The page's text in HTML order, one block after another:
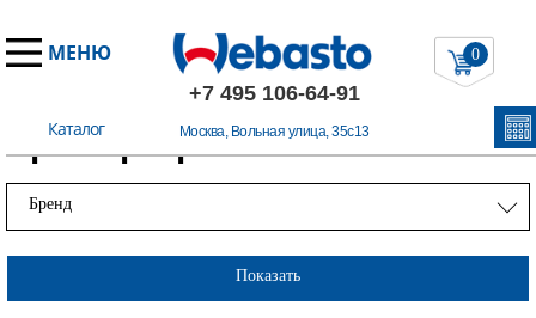
МЕНЮ
+7 495 106-64-91
Москва, Вольная улица, 35с13
Каталог
0
Примеры работ
Бренд
Показать